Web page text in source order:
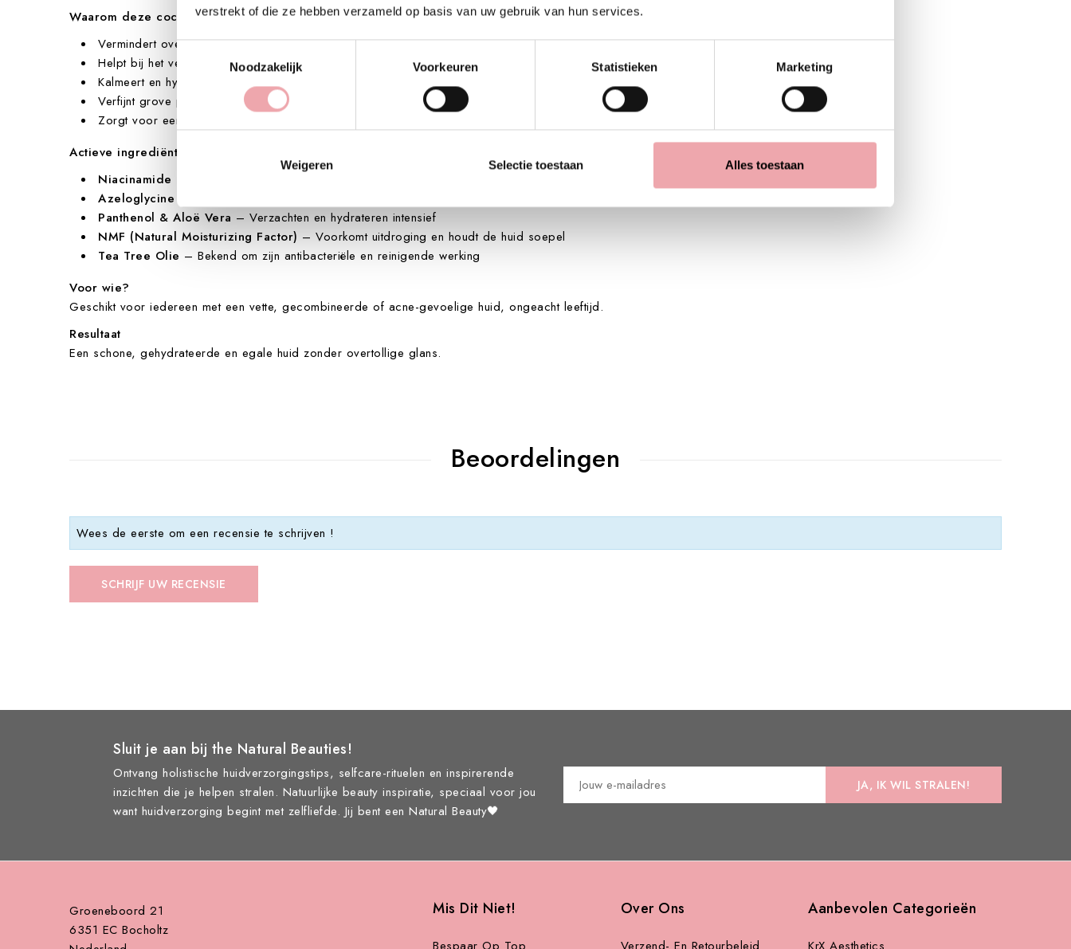
verstrekt of die ze hebben verzameld op basis van uw gebruik van hun services.
Toestemmingsselectie
Noodzakelijk
Voorkeuren Statistieken Marketing
Weigeren Selectie toestaan Alles toestaan
Waarom deze cocktail?
Vermindert overtollig talg en glans
Helpt bij het verminderen van acne en mee-eters
Kalmeert en hydrateert de huid
Verfijnt grove poriën
Zorgt voor een frisse, matte en gezonde uitstraling
Actieve ingrediënten:
Niacinamide
Azeloglycine
Panthenol & Aloë Vera – Verzachten en hydrateren intensief
NMF (Natural Moisturizing Factor) – Voorkomt uitdroging en houdt de huid soepel
Tea Tree Olie – Bekend om zijn antibacteriële en reinigende werking
Voor wie?
Geschikt voor iedereen met een vette, gecombineerde of acne-gevoelige huid, ongeacht leeftijd.
Resultaat
Een schone, gehydrateerde en egale huid zonder overtollige glans.
Beoordelingen
Wees de eerste om een recensie te schrijven !
SCHRIJF UW RECENSIE
Sluit je aan bij the Natural Beauties!
Ontvang holistische huidverzorgingstips, selfcare-rituelen en inspirerende
inzichten die je helpen stralen. Natuurlijke beauty inspiratie, speciaal voor jou
want huidverzorging begint met zelfliefde. Jij bent een Natural Beauty🖤
Groeneboord 21
6351 EC Bocholtz
Mis Dit Niet! Over Ons Aanbevolen Categorieën